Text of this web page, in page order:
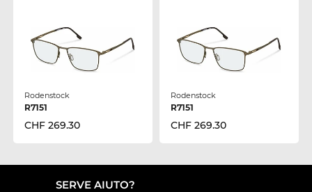
Rodenstock
R7151
CHF 269.30
Rodenstock
R7151
CHF 269.30
SERVE AIUTO?